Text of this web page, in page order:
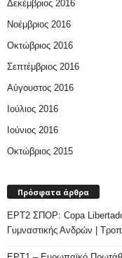
Δεκέμβριος 2016
Νοέμβριος 2016
Οκτώβριος 2016
Σεπτέμβριος 2016
Αύγουστος 2016
Ιούλιος 2016
Ιούνιος 2016
Οκτώβριος 2015
Πρόσφατα άρθρα
ΕΡΤ2 ΣΠΟΡ: Copa
Γυμναστικής Ανδρών |